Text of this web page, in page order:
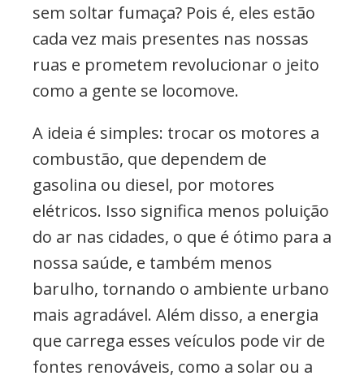
sem soltar fumaça? Pois é, eles estão
cada vez mais presentes nas nossas
ruas e prometem revolucionar o jeito
como a gente se locomove.
A ideia é simples: trocar os motores a
combustão, que dependem de
gasolina ou diesel, por motores
elétricos. Isso significa menos poluição
do ar nas cidades, o que é ótimo para a
nossa saúde, e também menos
barulho, tornando o ambiente urbano
mais agradável. Além disso, a energia
que carrega esses veículos pode vir de
fontes renováveis, como a solar ou a